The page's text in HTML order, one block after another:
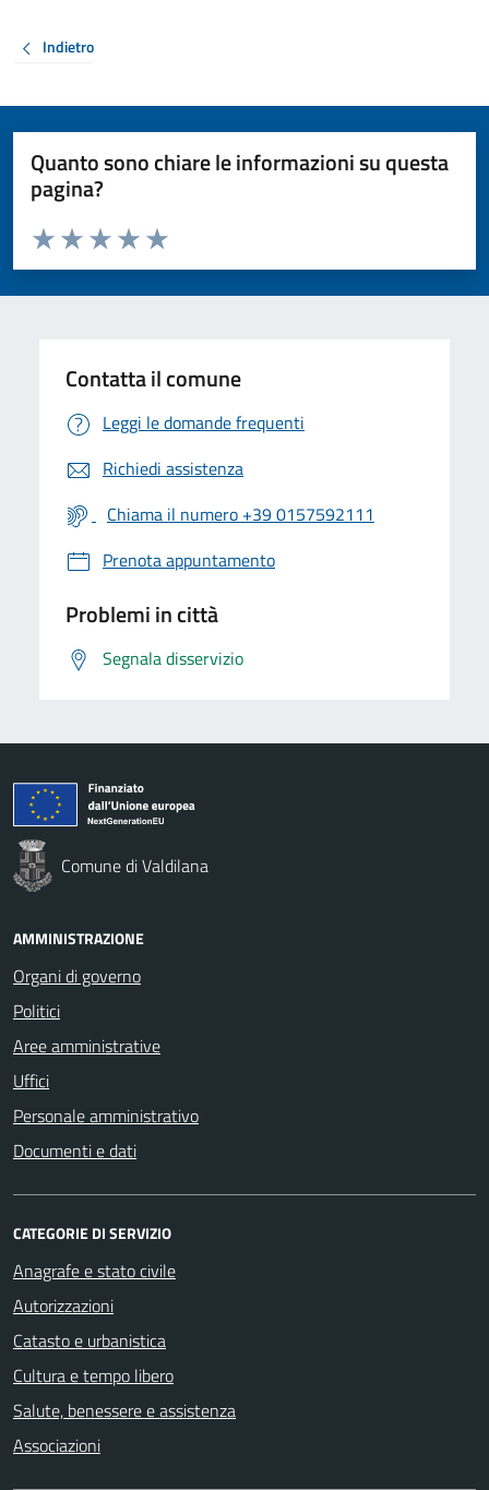
Indietro
Quanto sono chiare le informazioni su questa
pagina?
Valuta da 1 a 5 stelle la pagina
Valuta 5 stelle su 5
Valuta 4 stelle su 5
Valuta 3 stelle su 5
Valuta 2 stelle su 5
Valuta 1 stelle su 5
Contatta il comune
Leggi le domande frequenti
Richiedi assistenza
Chiama il numero +39 0157592111
Prenota appuntamento
Problemi in città
Segnala disservizio
Comune di Valdilana
AMMINISTRAZIONE
Organi di governo
Politici
Aree amministrative
Uffici
Personale amministrativo
Documenti e dati
CATEGORIE DI SERVIZIO
Anagrafe e stato civile
Autorizzazioni
Catasto e urbanistica
Cultura e tempo libero
Salute, benessere e assistenza
Associazioni